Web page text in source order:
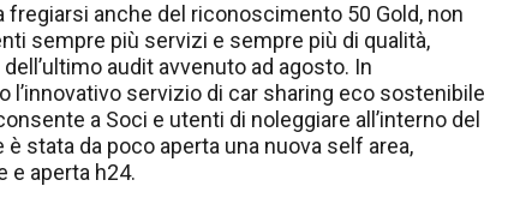
fregiarsi anche del riconoscimento 50 Gold, non
sempre più servizi e sempre più di qualità,
audit avvenuto ad agosto. In
l’innovativo servizio di car sharing eco sostenibile
a Soci e utenti di noleggiare all’interno del
stata da poco aperta una nuova self area,
e aperta h24.